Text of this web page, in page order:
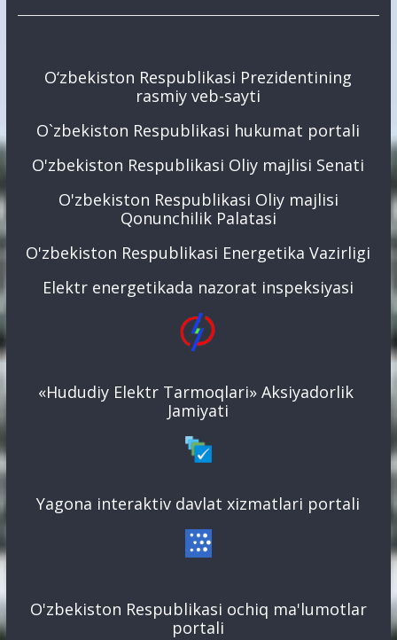
O‘zbekiston Respublikasi Prezidentining
rasmiy veb-sayti
O`zbekiston Respublikasi hukumat portali
O'zbekiston Respublikasi Oliy majlisi Senati
O'zbekiston Respublikasi Oliy majlisi
Qonunchilik Palatasi
O'zbekiston Respublikasi Energetika Vazirligi
Elektr energetikada nazorat inspeksiyasi
«Hududiy Elektr Tarmoqlari» Aksiyadorlik
Jamiyati
Yagona interaktiv davlat xizmatlari portali
O'zbekiston Respublikasi ochiq ma'lumotlar
portali